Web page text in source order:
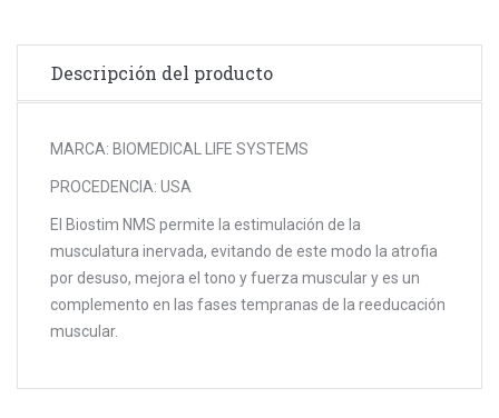
Descripción del producto
MARCA: BIOMEDICAL LIFE SYSTEMS
PROCEDENCIA: USA
El Biostim NMS permite la estimulación de la
musculatura inervada, evitando de este modo la atrofia
por desuso, mejora el tono y fuerza muscular y es un
complemento en las fases tempranas de la reeducación
muscular.